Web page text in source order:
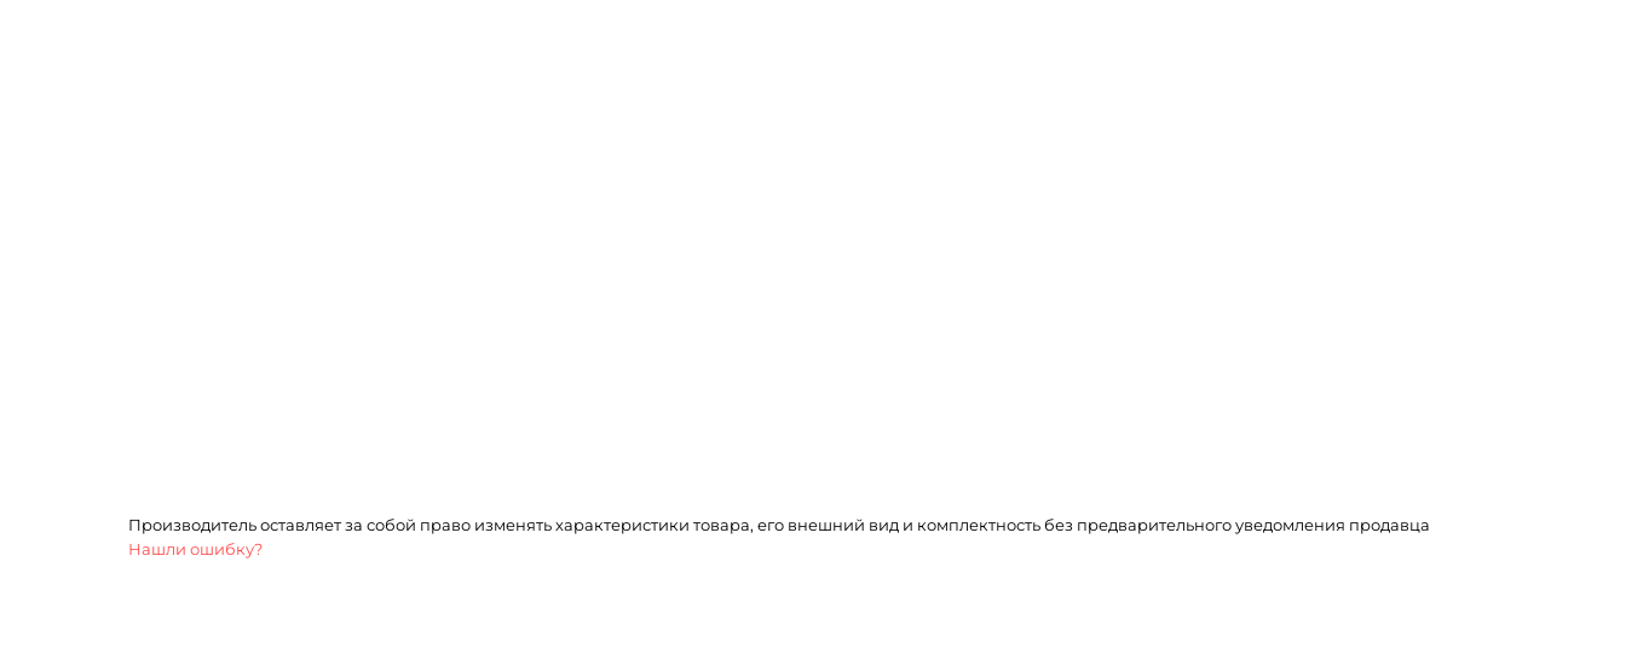
Производитель оставляет за собой право изменять характеристики товара, его внешний вид и комплектность без предварительного уведомления продавца
Нашли ошибку?